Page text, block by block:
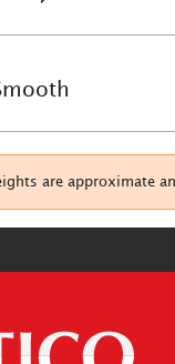
are approximate